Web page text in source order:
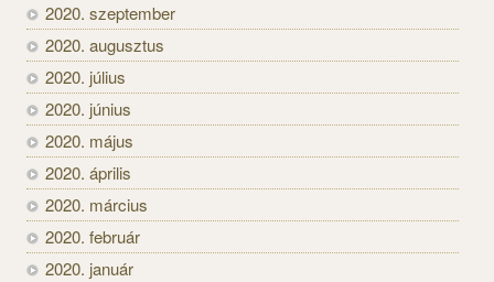
2020. szeptember
2020. augusztus
2020. július
2020. június
2020. május
2020. április
2020. március
2020. február
2020. január